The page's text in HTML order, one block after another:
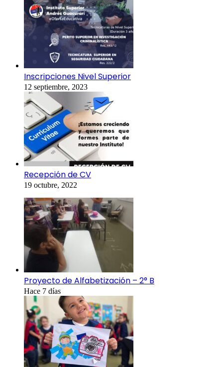
Inscripciones Nivel Superior
12 septiembre, 2023
Recepción de CV
19 octubre, 2022
Proyecto de Alfabetización – 2° B
Hace 7 días